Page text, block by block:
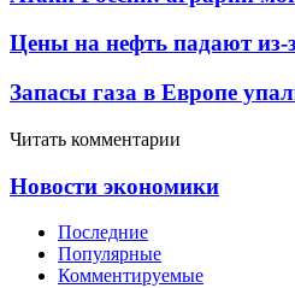
Цены на нефть падают
Запасы газа в Европе
Читать комментарии
Новости экономики
Последние
Популярные
Комментируемые